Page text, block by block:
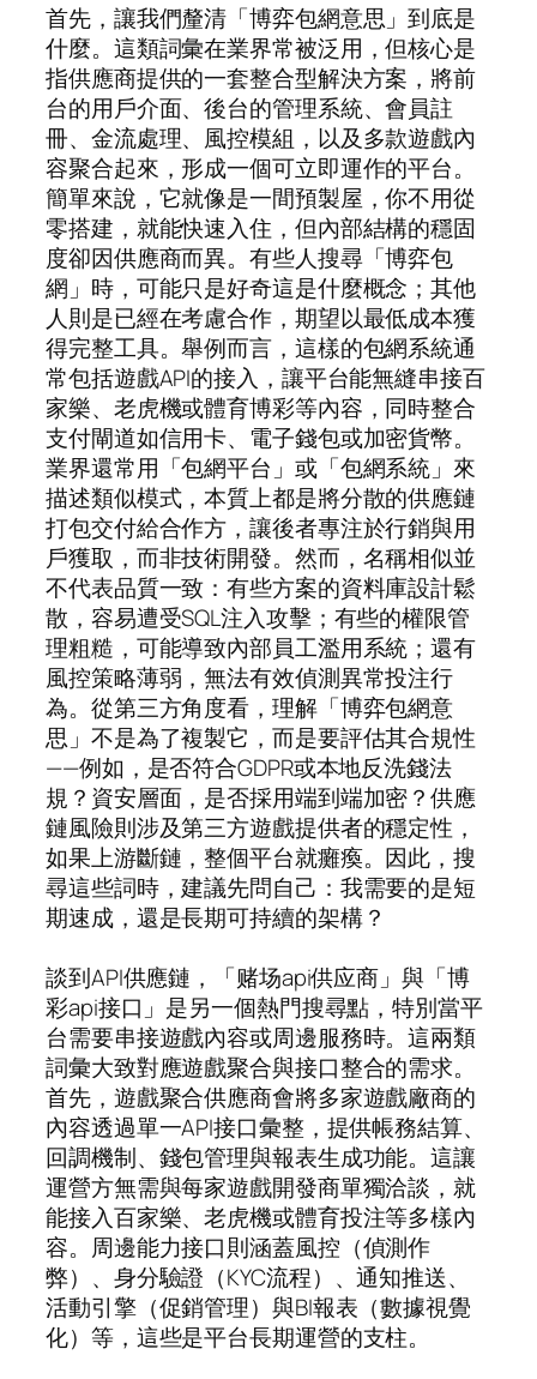
首先，讓我們釐清「博弈包網意思」到底是
什麼。這類詞彙在業界常被泛用，但核心是
指供應商提供的一套整合型解決方案，將前
台的用戶介面、後台的管理系統、會員註
冊、金流處理、風控模組，以及多款遊戲內
容聚合起來，形成一個可立即運作的平台。
簡單來說，它就像是一間預製屋，你不用從
零搭建，就能快速入住，但內部結構的穩固
度卻因供應商而異。有些人搜尋「博弈包
網」時，可能只是好奇這是什麼概念；其他
人則是已經在考慮合作，期望以最低成本獲
得完整工具。舉例而言，這樣的包網系統通
常包括遊戲API的接入，讓平台能無縫串接百
家樂、老虎機或體育博彩等內容，同時整合
支付閘道如信用卡、電子錢包或加密貨幣。
業界還常用「包網平台」或「包網系統」來
描述類似模式，本質上都是將分散的供應鏈
打包交付給合作方，讓後者專注於行銷與用
戶獲取，而非技術開發。然而，名稱相似並
不代表品質一致：有些方案的資料庫設計鬆
散，容易遭受SQL注入攻擊；有些的權限管
理粗糙，可能導致內部員工濫用系統；還有
風控策略薄弱，無法有效偵測異常投注行
為。從第三方角度看，理解「博弈包網意
思」不是為了複製它，而是要評估其合規性
——例如，是否符合GDPR或本地反洗錢法
規？資安層面，是否採用端到端加密？供應
鏈風險則涉及第三方遊戲提供者的穩定性，
如果上游斷鏈，整個平台就癱瘓。因此，搜
尋這些詞時，建議先問自己：我需要的是短
期速成，還是長期可持續的架構？
談到API供應鏈，「赌场api供应商」與「博
彩api接口」是另一個熱門搜尋點，特別當平
台需要串接遊戲內容或周邊服務時。這兩類
詞彙大致對應遊戲聚合與接口整合的需求。
首先，遊戲聚合供應商會將多家遊戲廠商的
內容透過單一API接口彙整，提供帳務結算、
回調機制、錢包管理與報表生成功能。這讓
運營方無需與每家遊戲開發商單獨洽談，就
能接入百家樂、老虎機或體育投注等多樣內
容。周邊能力接口則涵蓋風控（偵測作
弊）、身分驗證（KYC流程）、通知推送、
活動引擎（促銷管理）與BI報表（數據視覺
化）等，這些是平台長期運營的支柱。